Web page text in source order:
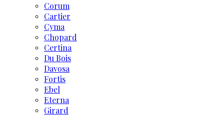
Corum
Cartier
Cyma
Chopard
Certina
Du Bois
Davosa
Fortis
Ebel
Eterna
Girard